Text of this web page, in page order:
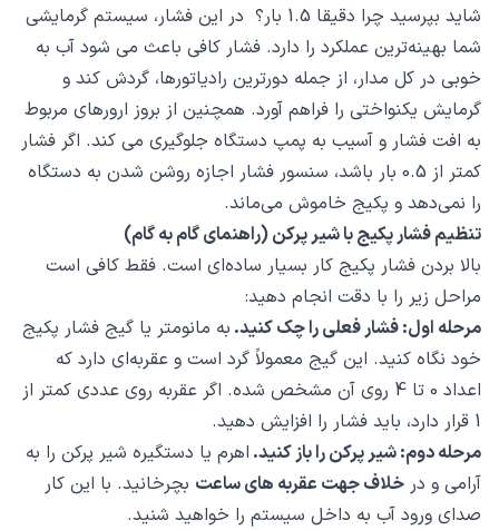
شاید بپرسید چرا دقیقا 1.5 بار؟ در این فشار، سیستم گرمایشی
شما بهینه‌ترین عملکرد را دارد. فشار کافی باعث می شود آب به
خوبی در کل مدار، از جمله دورترین رادیاتورها، گردش کند و
گرمایش یکنواختی را فراهم آورد. همچنین از بروز ارورهای مربوط
به افت فشار و آسیب به پمپ دستگاه جلوگیری می کند. اگر فشار
کمتر از 0.5 بار باشد، سنسور فشار اجازه روشن شدن به دستگاه
را نمی‌دهد و پکیج خاموش می‌ماند.
تنظیم فشار پکیج با شیر پرکن (راهنمای گام به گام)
بالا بردن فشار پکیج کار بسیار ساده‌ای است. فقط کافی است
مراحل زیر را با دقت انجام دهید:
مرحله اول: فشار فعلی را چک کنید. به مانومتر یا گیج فشار پکیج
خود نگاه کنید. این گیج معمولاً گرد است و عقربه‌ای دارد که
اعداد 0 تا 4 روی آن مشخص شده. اگر عقربه روی عددی کمتر از
1 قرار دارد، باید فشار را افزایش دهید.
مرحله دوم: شیر پرکن را باز کنید. اهرم یا دستگیره شیر پرکن را به
آرامی و در خلاف جهت عقربه های ساعت بچرخانید. با این کار
صدای ورود آب به داخل سیستم را خواهید شنید.